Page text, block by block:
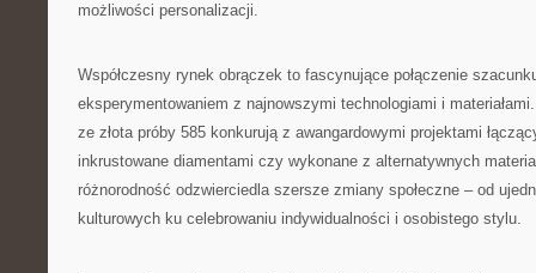
możliwości personalizacji.
Współczesny rynek obrączek to fascynujące połączenie
eksperymentowaniem z najnowszymi technologiami i
ze złota próby 585 konkurują z awangardowymi projektami
inkrustowane diamentami czy wykonane z alternatywnych
różnorodność odzwierciedla szersze zmiany społeczne – od
kulturowych ku celebrowaniu indywidualności i osobistego stylu.